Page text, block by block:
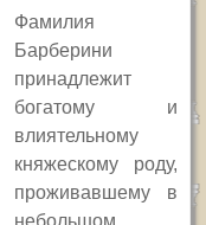
Фамилия
Барберини
принадлежит
богатому и
влиятельному
княжескому роду,
проживавшему в
небольшом